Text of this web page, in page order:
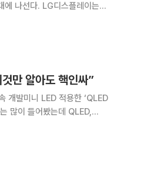
스플레이는
만 알아도 핵인싸”
개발미니 LED 적용한 ‘QLED